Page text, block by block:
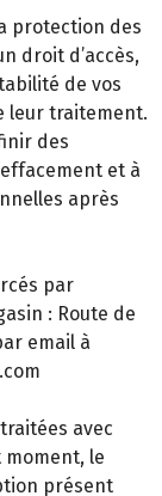
protection des
droit d’accès,
de vos
leur traitement.
des
et à
après
par
: Route de
email à
avec
le
présent